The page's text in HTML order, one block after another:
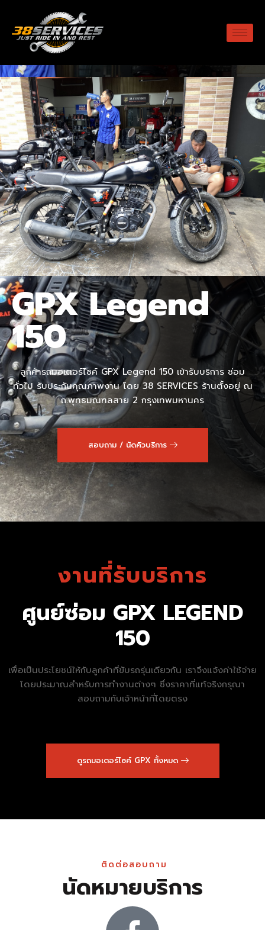
GPX Legend
150
ลูกค้ารถมอเตอร์ไซค์ GPX Legend 150 เข้ารับบริการ ซ่อม
ทั่วไป รับประกันคุณภาพงาน โดย 38 SERVICES ร้านตั้งอยู่ ณ
ถ.พุทธมณฑลสาย 2 กรุงเทพมหานคร
สอบถาม / นัดคิวบริการ
งานที่รับบริการ
ศูนย์ซ่อม GPX LEGEND
150
เพื่อเป็นประโยชน์ให้กับลูกค้าที่ขับรถรุ่นเดียวกัน เราจึงแจ้งค่าใช้จ่าย
โดยประมาณสำหรับการทำงานต่างๆ ซึ่งราคาที่แท้จริงกรุณา
สอบถามกับเจ้าหน้าที่โดยตรง
ดูรถมอเตอร์ไซค์ GPX ทั้งหมด
ติดต่อสอบถาม
นัดหมายบริการ